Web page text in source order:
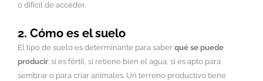
o difícil de acceder.
2. Cómo es el suelo
El tipo de suelo es determinante para saber qué se puede
producir: si es fértil, si retiene bien el agua, si es apto para
sembrar o para criar animales. Un terreno productivo tiene